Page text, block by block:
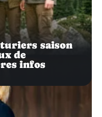
saison
de
infos